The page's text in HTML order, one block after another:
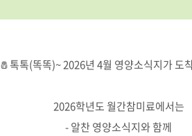
🧂톡톡(똑똑)~ 2026년 4월 영양소식지가 도
2026학년도 월간참미료에서는
- 알찬 영양소식지와 함께